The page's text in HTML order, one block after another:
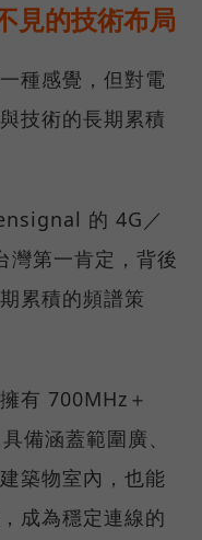
見的技術布局
種感覺，但對電
技術的長期累積
的 4G／
灣第一肯定，背後
累積的頻譜策
有 700MHz＋
備涵蓋範圍廣、
築物室內，也能
成為穩定連線的